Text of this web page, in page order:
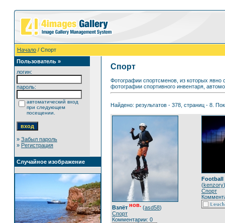
Начало / Спорт
Пользователь »
логин:
пароль:
автоматический вход
при следующем
посещении.
» Забыл пароль
» Регистрация
Случайное изображение
Спорт
Фотографии спортсменов, из которых
фотографии спортивного инвентаря,
Найдено: результатов - 378, страниц - 8.
Взлёт нов. (asd58)
Спорт
Комментарии: 0
Football
(kenzory)
Спорт